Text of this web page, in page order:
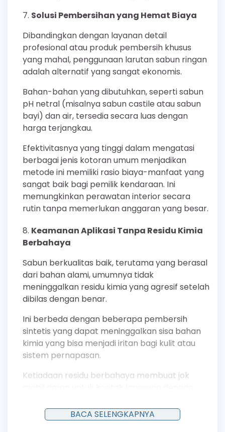
Solusi Pembersihan yang Hemat Biaya
Dibandingkan dengan layanan detail
profesional atau produk pembersih khusus
yang mahal, penggunaan larutan sabun ringan
adalah alternatif yang sangat ekonomis.
Bahan-bahan yang dibutuhkan, seperti sabun
pH netral (misalnya sabun castile atau sabun
bayi) dan air, tersedia secara luas dengan
harga terjangkau.
Efektivitasnya yang tinggi dalam mengatasi
berbagai jenis kotoran umum menjadikan
metode ini memiliki rasio biaya-manfaat yang
sangat baik bagi pemilik kendaraan. Ini
memungkinkan perawatan interior secara
rutin tanpa memerlukan anggaran yang besar.
Keamanan Aplikasi Tanpa Residu Kimia
Berbahaya
Sabun berkualitas baik, terutama yang berasal
dari bahan alami, umumnya tidak
meninggalkan residu kimia yang agresif setelah
dibilas dengan benar.
Ini berbeda dengan beberapa pembersih
sintetis yang dapat meninggalkan sisa bahan
kimia yang bisa menjadi iritan bagi kulit atau
sistem pernapasan.
Ketiadaan residu berbahaya membuat jok
peliharaan, setelah proses pembersihan
selesai dan jok benar-benar kering.
BACA SELENGKAPNYA